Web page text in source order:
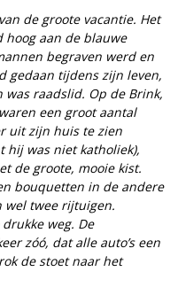
de groote vacantie. Het
hoog aan de blauwe
begraven werd en
gedaan tijdens zijn leven,
was raadslid. Op de Brink,
een groot aantal
uit zijn huis te zien
hij was niet katholiek),
de groote, mooie kist.
bouquetten in de andere
wel twee rijtuigen.
weg. De
zóó, dat alle auto’s een
de stoet naar het